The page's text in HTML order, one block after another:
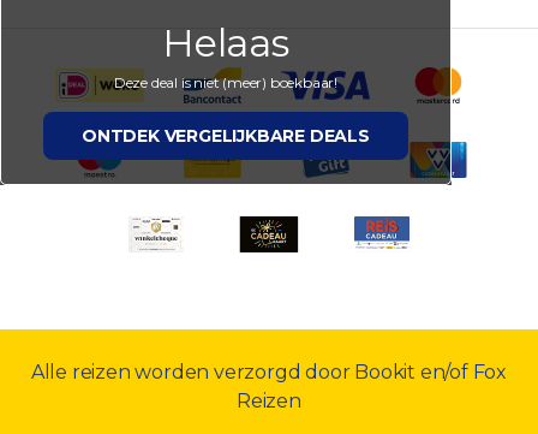
Helaas
Deze deal is niet (meer) boekbaar!
ONTDEK VERGELIJKBARE DEALS
Alle reizen worden verzorgd door Bookit en/of Fox
Reizen